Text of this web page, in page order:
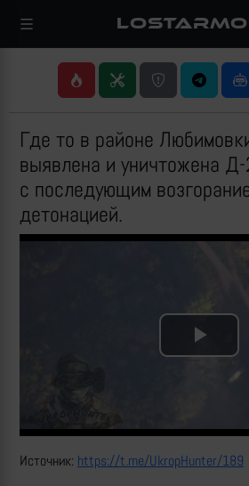
Где то в районе
выявлена и уничтожена
с последующим
детонацией.
Play
Источник: https://t.me/UkropHunter/189